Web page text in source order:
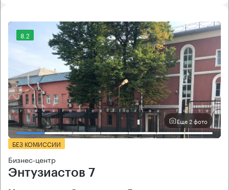
8.2
Еще 2 фото
БЕЗ КОМИССИИ
Бизнес-центр
Энтузиастов 7